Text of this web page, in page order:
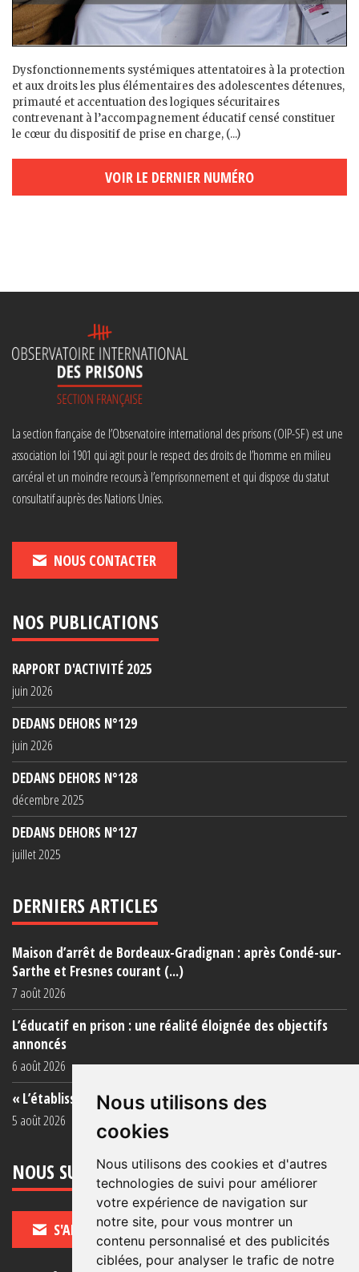
Nous utilisons des
cookies
Nous utilisons des cookies et d'autres
technologies de suivi pour améliorer
votre expérience de navigation sur
notre site, pour vous montrer un
contenu personnalisé et des publicités
ciblées, pour analyser le trafic de notre
Dysfonctionnements systémiques attentatoires à la protection
et aux droits les plus élémentaires des adolescent·es détenu·es,
primauté et accentuation des logiques sécuritaires
contrevenant à l’accompagnement éducatif censé constituer
le cœur du dispositif de prise en charge, (...)
VOIR LE DERNIER NUMÉRO
La section française de l’Observatoire international des prisons (OIP-SF) est une
association loi 1901 qui agit pour le respect des droits de l’homme en milieu
carcéral et un moindre recours à l’emprisonnement et qui dispose du statut
consultatif auprès des Nations Unies.
NOUS CONTACTER
NOS PUBLICATIONS
RAPPORT D'ACTIVITÉ 2025
juin 2026
DEDANS DEHORS N°129
juin 2026
DEDANS DEHORS N°128
décembre 2025
DEDANS DEHORS N°127
juillet 2025
DERNIERS ARTICLES
Maison d’arrêt de Bordeaux-Gradignan : après Condé-sur-
Sarthe et Fresnes courant (...)
7 août 2026
L’éducatif en prison : une réalité éloignée des objectifs
annoncés
6 août 2026
« L’établissement est une porcherie totale »
5 août 2026
NOUS SUIVRE
S'ABONNER